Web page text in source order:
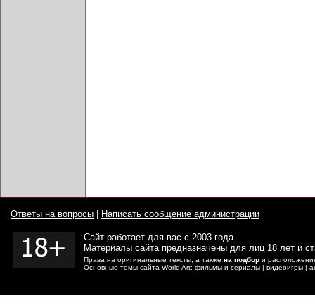
Ответы на вопросы Написать сообщение администрации
Сайт работает для вас с 2003 года.
Материалы сайта предназначены для лиц 18 лет и
Права на оригинальные тексты, а также на подбор и
Основные темы сайта World Art: фильмы и сериалы | видеоигры |